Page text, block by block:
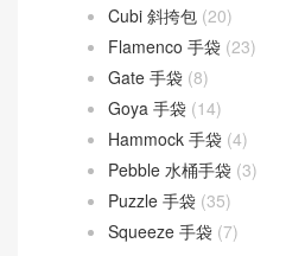
Cubi 斜挎包 (20)
Flamenco 手袋 (23)
Gate 手袋 (8)
Goya 手袋 (14)
Hammock 手袋 (4)
Pebble 水桶手袋 (3)
Puzzle 手袋 (35)
Squeeze 手袋 (7)